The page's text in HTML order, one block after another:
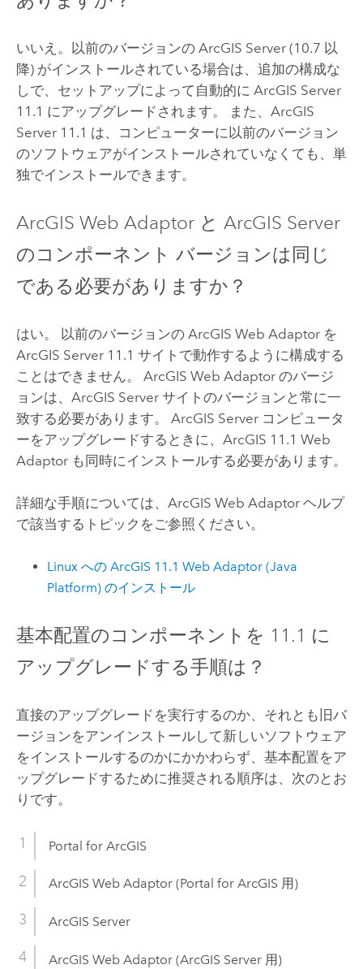
いいえ。以前のバージョンの ArcGIS Server(10.7 以
降) がインストールされている場合は、追加の構成な
しで、セットアップによって自動的に ArcGIS Server
11.1 にアップグレードされます。 また、 ArcGIS
Server 11.1 は、コンピューターに以前のバージョン
のソフトウェアがインストールされていなくても、単
独でインストールできます。
ArcGIS Web Adaptorと ArcGIS Server
のコンポーネント バージョンは同じ
である必要がありますか？
はい。 以前のバージョンの ArcGIS Web Adaptorを
ArcGIS Server 11.1 サイトで動作するように構成する
ことはできません。 ArcGIS Web Adaptorのバージ
ョンは、 ArcGIS Serverサイトのバージョンと常に一
致する必要があります。 ArcGIS Serverコンピュータ
ーをアップグレードするときに、ArcGIS 11.1 Web
Adaptor も同時にインストールする必要があります。
詳細な手順については、 ArcGIS Web Adaptorヘルプ
で該当するトピックをご参照ください。
Linux への ArcGIS 11.1 Web Adaptor (Java
Platform) のインストール
基本配置のコンポーネントを 11.1 に
アップグレードする手順は？
直接のアップグレードを実行するのか、それとも旧バ
ージョンをアンインストールして新しいソフトウェア
をインストールするのかにかかわらず、基本配置をア
ップグレードするために推奨される順序は、次のとお
りです。
Portal for ArcGIS
ArcGIS Web Adaptor(Portal for ArcGIS 用)
ArcGIS Server
ArcGIS Web Adaptor(ArcGIS Server用)